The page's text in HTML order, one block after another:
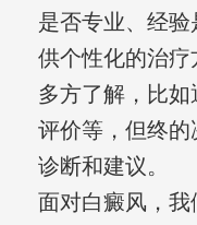
是否专业、经
供个性化的治
多方了解，比
评价等，但终
诊断和建议。
面对白癜风，